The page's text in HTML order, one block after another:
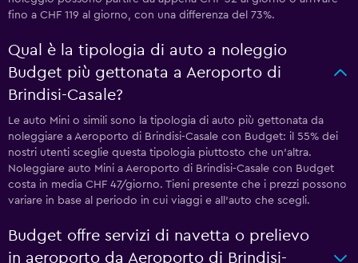
fino a CHF 119 al giorno, con una differenza del 73%.
Qual è la tipologia di auto a noleggio
Budget più gettonata a Aeroporto di
Brindisi-Casale?
Le auto Mini o simili sono la tipologia di auto più gettonata da
noleggiare a Aeroporto di Brindisi-Casale con Budget: il 55% dei
nostri utenti sceglie questa tipologia piuttosto che un'altra.
Noleggiare auto Mini a Aeroporto di Brindisi-Casale con Budget
costa in media CHF 47/giorno. Tieni presente che i prezzi possono
variare in base al periodo in cui viaggi e all'auto che scegli.
Budget offre servizi di navetta o prelievo
in aeroporto da Aeroporto di Brindisi-